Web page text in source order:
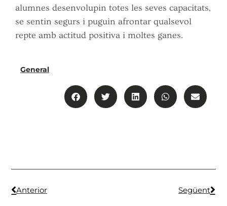
alumnes desenvolupin totes les seves capacitats,
se sentin segurs i puguin afrontar qualsevol
repte amb actitud positiva i moltes ganes.
General
Anterior Següent